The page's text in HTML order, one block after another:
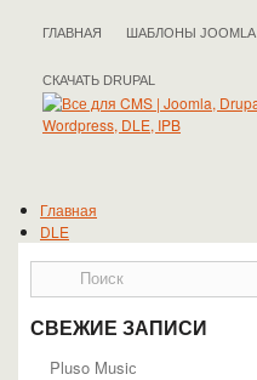
ГЛАВНАЯ ШАБЛОНЫ JOOMLA
СКАЧАТЬ DRUPAL
Главная
DLE
Joomla
phpBB
WordPress
Полезные статьи
СВЕЖИЕ ЗАПИСИ
Pluso Musiс